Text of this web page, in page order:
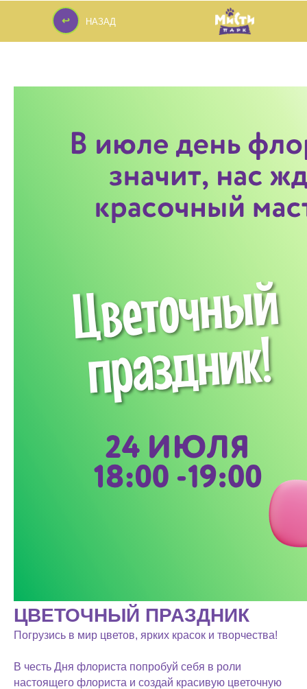
↩
НАЗАД
↩
ЦВЕТОЧНЫЙ ПРАЗДНИК
Погрузись в мир цветов, ярких красок и творчества!
В честь Дня флориста попробуй себя в роли
настоящего флориста и создай красивую цветочную